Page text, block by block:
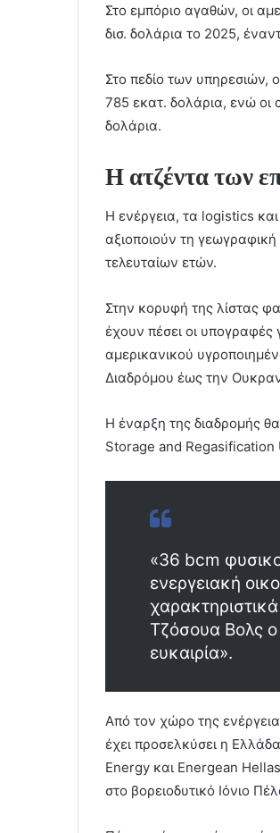
Στο εμπόριο αγαθών, οι
δισ. δολάρια το 2025,
Στο πεδίο των υπηρεσιών,
785 εκατ. δολάρια, ενώ οι
δολάρια.
Η ατζέντα των
Η ενέργεια, τα logistics
αξιοποιούν τη
τελευταίων ετών.
Στην κορυφή της λίστας
έχουν πέσει οι υπογραφές
αμερικανικού
Διαδρόμου έως την
Η έναρξη της διαδρομής
Storage and Regasification
«36 bcm
ενεργειακή
Τζόσουα Βολς ο
ευκαιρία».
Από τον χώρο της
έχει προσελκύσει η
Energy και Energean
στο βορειοδυτικό Ιόνιο